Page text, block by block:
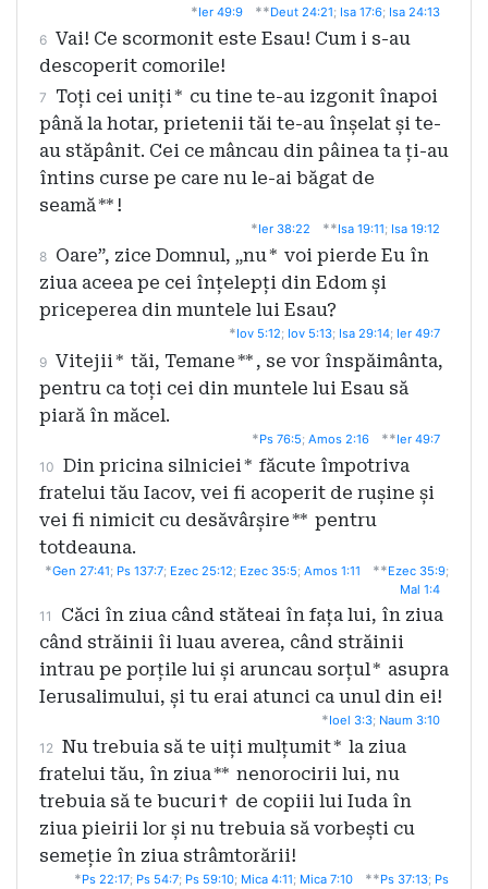
*Ier 49:9 **Deut 24:21; Isa 17:6; Isa 24:13
6 Vai! Ce scormonit este Esau! Cum i s-au
descoperit comorile!
7 Toți cei uniți* cu tine te-au izgonit înapoi
până la hotar, prietenii tăi te-au înșelat și te-
au stăpânit. Cei ce mâncau din pâinea ta ți-au
întins curse pe care nu le-ai băgat de
seamă** !
*Ier 38:22 **Isa 19:11; Isa 19:12
8 Oare”, zice Domnul, „nu* voi pierde Eu în
ziua aceea pe cei înțelepți din Edom și
priceperea din muntele lui Esau?
*Iov 5:12; Iov 5:13; Isa 29:14; Ier 49:7
9 Vitejii * tăi, Temane** , se vor înspăimânta,
pentru ca toți cei din muntele lui Esau să
piară în măcel.
*Ps 76:5; Amos 2:16 **Ier 49:7
10 Din pricina silniciei * făcute împotriva
fratelui tău Iacov, vei fi acoperit de rușine și
vei fi nimicit cu desăvârșire** pentru
totdeauna.
*Gen 27:41; Ps 137:7; Ezec 25:12; Ezec 35:5; Amos 1:11 **Ezec 35:9;
Mal 1:4
11
Căci în ziua când stăteai în fața lui, în ziua
când străinii îi luau averea, când străinii
intrau pe porțile lui și aruncau sorțul* asupra
Ierusalimului, și tu erai atunci ca unul din ei!
*Ioel 3:3; Naum 3:10
12 Nu trebuia să te uiți mulțumit* la ziua
fratelui tău, în ziua** nenorocirii lui, nu
trebuia să te bucuri† de copiii lui Iuda în
ziua pieirii lor și nu trebuia să vorbești cu
semeție în ziua strâmtorării!
*Ps 22:17; Ps 54:7; Ps 59:10; Mica 4:11; Mica 7:10 **Ps 37:13; Ps